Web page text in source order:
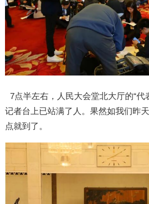
7点半左右，人民大会堂北大厅的“代
记者台上已站满了人。果然如我们昨
点就到了。